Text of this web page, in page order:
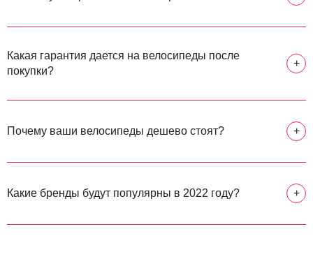
Какая гарантия дается на велосипеды после
покупки?
+
Почему ваши велосипеды дешево стоят? +
Какие бренды будут популярны в 2022 году? +